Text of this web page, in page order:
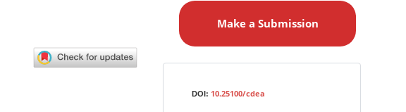
a
Make a Submission
DOI: 10.25100/cdea